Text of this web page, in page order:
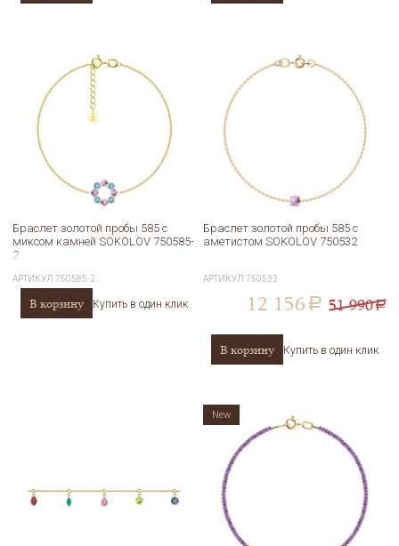
Браслет золотой пробы 585 с
миксом камней SOKOLOV 750585-
2
АРТИКУЛ750585-2
В корзину Купить в один клик
Браслет золотой пробы 585 с
аметистом SOKOLOV 750532
АРТИКУЛ750532
12 156 a 51 990a
В корзину Купить в один клик
New